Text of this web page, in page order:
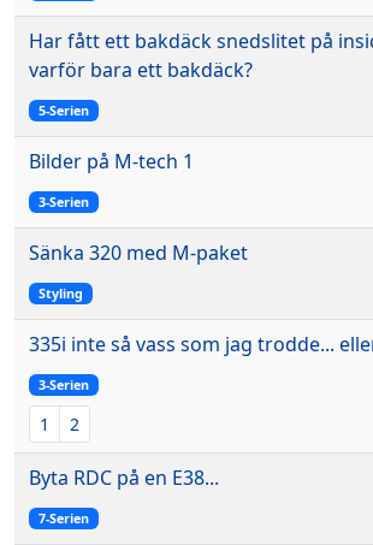
Har fått ett bakdäck snedslitet på
varför bara ett bakdäck?
5-Serien
Bilder på M-tech 1
3-Serien
Sänka 320 med M-paket
Styling
335i inte så vass som jag trodde...
3-Serien
1 2
Byta RDC på en E38...
7-Serien